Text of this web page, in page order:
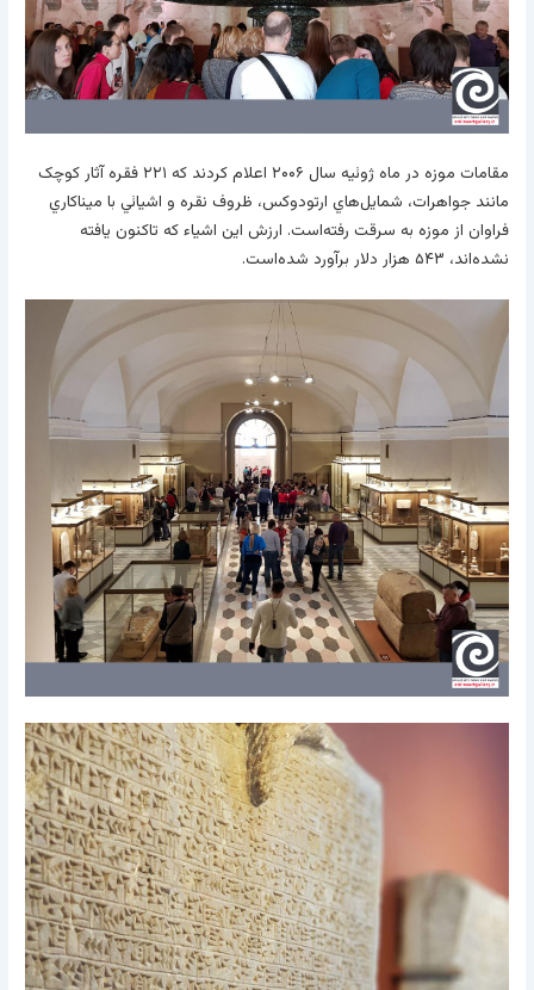
مقامات موزه در ماه ژوئيه سال ۲۰۰۶ اعلام کردند که ۲۲۱ فقره آثار کوچک
مانند جواهرات، شمايل‌هاي ارتودوکس، ظروف نقره و اشيائي با ميناکاري
فراوان از موزه به سرقت رفته‌است. ارزش اين اشياء که تاکنون يافته
نشده‌اند، ۵۴۳ هزار دلار برآورد شده‌است.